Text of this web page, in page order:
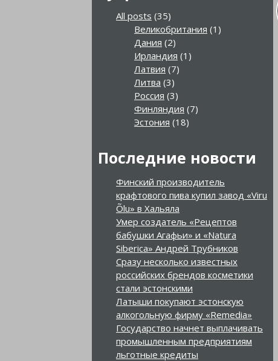
All posts (35)
Великобритания (1)
Дания (2)
Ирландия (1)
Латвия (7)
Литва (3)
Россия (3)
Финляндия (7)
Эстония (18)
Последние новости
Финский производитель
крафтового пива купил завод «Viru
Õlu» в Хальяла
Умер создатель «Рецептов
бабушки Агафьи» и «Natura
Siberica» Андрей Трубников
Сразу несколько известных
российских брендов косметики
стали эстонскими
Латыши покупают эстонскую
алкогольную фирму «Remedia»
Государство начнет выплачивать
промышленным предприятиям
льготные кредиты